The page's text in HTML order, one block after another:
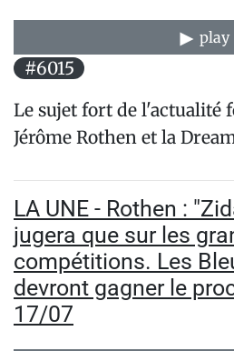
play
#6015
Le sujet fort de l'actualité
Jérôme Rothen et la
LA UNE - Rothen :
jugera que sur les
compétitions. Les
devront gagner le
17/07